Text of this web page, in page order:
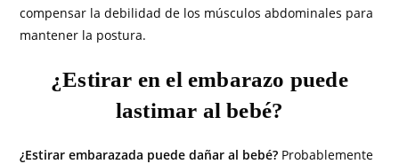
compensar la debilidad de los músculos abdominales para
mantener la postura.
¿Estirar en el embarazo puede
lastimar al bebé?
¿Estirar embarazada puede dañar al bebé? Probablemente